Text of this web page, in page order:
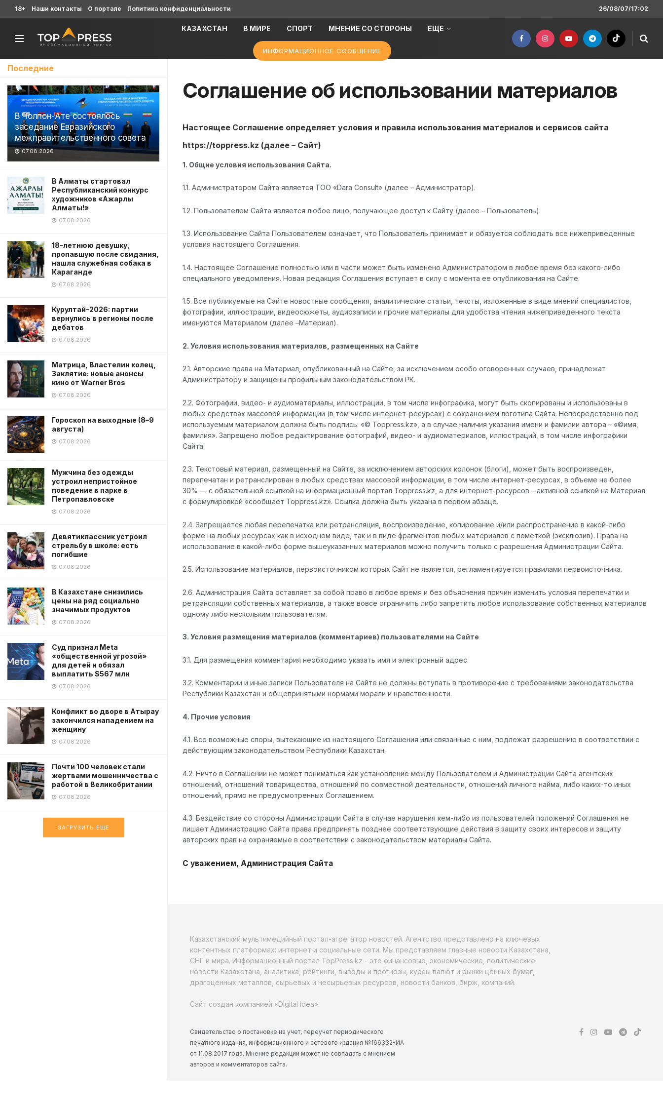
Последние
В Чолпон-Ате состоялось
заседание Евразийского
межправительственного совета
07.08.2026
В Алматы стартовал
Республиканский конкурс
художников «Ажарлы
Алматы!»
07.08.2026
18-летнюю девушку,
пропавшую после свидания,
нашла служебная собака в
Караганде
07.08.2026
Курултай-2026: партии
вернулись в регионы после
дебатов
07.08.2026
Матрица, Властелин колец,
Заклятие: новые анонсы
кино от Warner Bros
07.08.2026
Гороскоп на выходные (8–9
августа)
07.08.2026
Мужчина без одежды
устроил непристойное
поведение в парке в
Петропавловске
07.08.2026
Девятиклассник устроил
стрельбу в школе: есть
погибшие
07.08.2026
В Казахстане снизились
цены на ряд социально
значимых продуктов
07.08.2026
Суд признал Meta
«общественной угрозой»
для детей и обязал
выплатить $567 млн
07.08.2026
Конфликт во дворе в Атырау
закончился нападением на
женщину
07.08.2026
Почти 100 человек стали
жертвами мошенничества с
работой в Великобритании
07.08.2026
ЗАГРУЗИТЬ ЕЩЕ
18+ Наши контакты О портале Политика конфиденциальности 26/08/07/17:02
КАЗАХСТАН В МИРЕ СПОРТ МНЕНИЕ СО СТОРОНЫ ЕЩЕ
ИНФОРМАЦИОННОЕ СООБЩЕНИЕ
Соглашение об использовании материалов
Настоящее Соглашение определяет условия и правила использования материалов и сервисов сайта
https://toppress.kz (далее – Сайт)
1. Общие условия использования Сайта.
1.1. Администратором Сайта является ТОО «Dara Consult» (далее – Администратор).
1.2. Пользователем Сайта является любое лицо, получающее доступ к Сайту (далее – Пользователь).
1.3. Использование Сайта Пользователем означает, что Пользователь принимает и обязуется соблюдать все нижеприведенные
условия настоящего Соглашения.
1.4. Настоящее Соглашение полностью или в части может быть изменено Администратором в любое время без какого-либо
специального уведомления. Новая редакция Соглашения вступает в силу с момента ее опубликования на Сайте.
1.5. Все публикуемые на Сайте новостные сообщения, аналитические статьи, тексты, изложенные в виде мнений специалистов,
фотографии, иллюстрации, видеосюжеты, аудиозаписи и прочие материалы для удобства чтения нижеприведенного текста
именуются Материалом (далее –Материал).
2. Условия использования материалов, размещенных на Сайте
2.1. Авторские права на Материал, опубликованный на Сайте, за исключением особо оговоренных случаев, принадлежат
Администратору и защищены профильным законодательством РК.
2.2. Фотографии, видео- и аудиоматериалы, иллюстрации, в том числе инфографика, могут быть скопированы и использованы в
любых средствах массовой информации (в том числе интернет-ресурсах) с сохранением логотипа Сайта. Непосредственно под
используемым материалом должна быть подпись: «© Toppress.kz», а в случае наличия указания имени и фамилии автора – «©имя,
фамилия». Запрещено любое редактирование фотографий, видео- и аудиоматериалов, иллюстраций, в том числе инфографики
Сайта.
2.3. Текстовый материал, размещенный на Сайте, за исключением авторских колонок (блоги), может быть воспроизведен,
перепечатан и ретранслирован в любых средствах массовой информации, в том числе интернет-ресурсах, в объеме не более
30% — с обязательной ссылкой на информационный портал Toppress.kz, а для интернет-ресурсов – активной ссылкой на Материал
с формулировкой «сообщает Toppress.kz». Ссылка должна быть указана в первом абзаце.
2.4. Запрещается любая перепечатка или ретрансляция, воспроизведение, копирование и/или распространение в какой-либо
форме на любых ресурсах как в исходном виде, так и в виде фрагментов любых материалов с пометкой (эксклюзив). Права на
использование в какой-либо форме вышеуказанных материалов можно получить только с разрешения Администрации Сайта.
2.5. Использование материалов, первоисточником которых Сайт не является, регламентируется правилами первоисточника.
2.6. Администрация Сайта оставляет за собой право в любое время и без объяснения причин изменить условия перепечатки и
ретрансляции собственных материалов, а также вовсе ограничить либо запретить любое использование собственных материалов
одному либо нескольким пользователям.
3. Условия размещения материалов (комментариев) пользователями на Сайте
3.1. Для размещения комментария необходимо указать имя и электронный адрес.
3.2. Комментарии и иные записи Пользователя на Сайте не должны вступать в противоречие с требованиями законодательства
Республики Казахстан и общепринятыми нормами морали и нравственности.
4. Прочие условия
4.1. Все возможные споры, вытекающие из настоящего Соглашения или связанные с ним, подлежат разрешению в соответствии с
действующим законодательством Республики Казахстан.
4.2. Ничто в Соглашении не может пониматься как установление между Пользователем и Администрации Сайта агентских
отношений, отношений товарищества, отношений по совместной деятельности, отношений личного найма, либо каких-то иных
отношений, прямо не предусмотренных Соглашением.
4.3. Бездействие со стороны Администрации Сайта в случае нарушения кем-либо из пользователей положений Соглашения не
лишает Администрацию Сайта права предпринять позднее соответствующие действия в защиту своих интересов и защиту
авторских прав на охраняемые в соответствии с законодательством материалы Сайта.
С уважением, Администрация Сайта
Казахстанский мультимедийный портал-агрегатор новостей. Агентство представлено на ключевых
контентных платформах: интернет и социальные сети. Мы представляем главные новости Казахстана,
СНГ и мира. Информационный портал TopPress.kz - это финансовые, экономические, политические
новости Казахстана, аналитика, рейтинги, выводы и прогнозы, курсы валют и рынки ценных бумаг,
драгоценных металлов, сырьевых и несырьевых ресурсов, новости банков, бирж, компаний.
Сайт создан компанией «Digital idea»
Свидетельство о постановке на учет, переучет периодического
печатного издания, информационного и сетевого издания №166332-ИА
от 11.08.2017 года. Мнение редакции может не совпадать с мнением
авторов и комментаторов сайта.